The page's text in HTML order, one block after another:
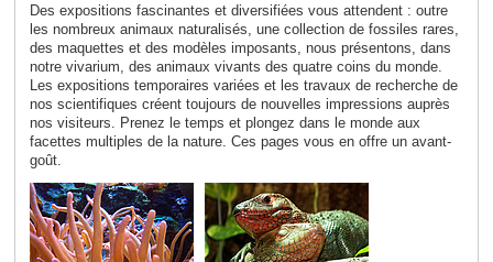
Des expositions fascinantes et diversifiées vous attendent : outre
les nombreux animaux naturalisés, une collection de fossiles rares,
des maquettes et des modèles imposants, nous présentons, dans
notre vivarium, des animaux vivants des quatre coins du monde.
Les expositions temporaires variées et les travaux de recherche de
nos scientifiques créent toujours de nouvelles impressions auprès
nos visiteurs. Prenez le temps et plongez dans le monde aux
facettes multiples de la nature. Ces pages vous en offre un avant-
goût.